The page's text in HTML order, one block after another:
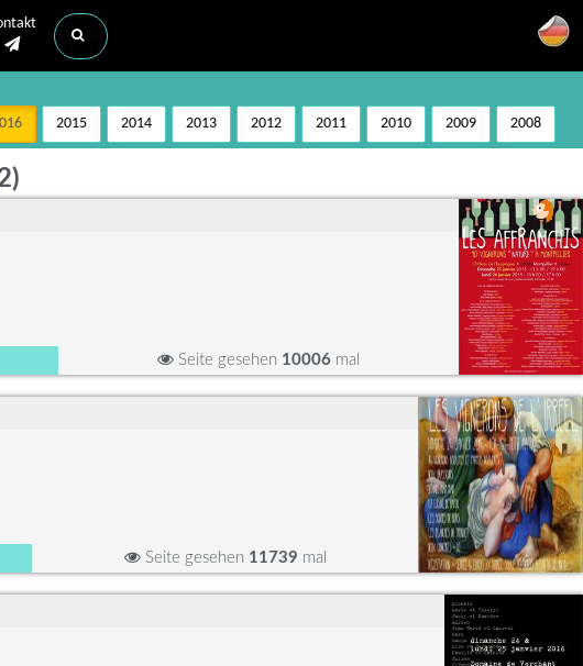
2015 2014 2013 2012 2011 2010 2009 2008
Seite gesehen 10006mal
Seite gesehen 11739 mal